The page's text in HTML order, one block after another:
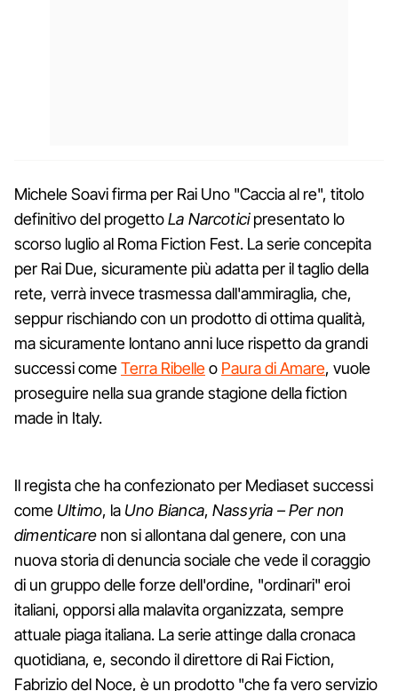
Michele Soavi firma per Rai Uno "Caccia al re", titolo
definitivo del progettoLa Narcoticipresentato lo
scorso luglio al Roma Fiction Fest. La serie concepita
per Rai Due, sicuramente più adatta per il taglio della
rete, verrà invece trasmessa dall'ammiraglia, che,
seppur rischiando con un prodotto di ottima qualità,
ma sicuramente lontano anni luce rispetto da grandi
successi comeTerra Ribelleo Paura di Amare, vuole
proseguire nella sua grande stagione della fiction
made in Italy.
Il regista che ha confezionato per Mediaset successi
come Ultimo, la Uno Bianca, Nassyria – Per non
dimenticare non si allontana dal genere, con una
nuova storia di denuncia sociale che vede il coraggio
di un gruppo delle forze dell'ordine, "ordinari" eroi
italiani, opporsi alla malavita organizzata, sempre
attuale piaga italiana. La serie attinge dalla cronaca
quotidiana, e, secondo il direttore di Rai Fiction,
Fabrizio del Noce, è un prodotto "che fa vero servizio